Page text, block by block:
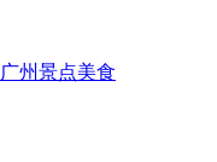
广州景点美食